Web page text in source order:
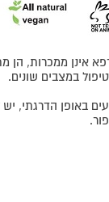
אינן ממכרות, הן
במצבים שונים.
באופן הדרגתי,
.